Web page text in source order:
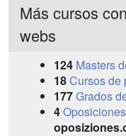
Más cursos con
webs
124 Masters
18Cursos de
177Grados
4